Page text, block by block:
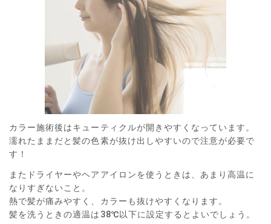
カラー施術後はキューティクルが開きやすくなっています。
濡れたままだと髪の色素が抜け出しやすいので注意が必要で
す！
またドライヤーやヘアアイロンを使うときは、あまり高温に
なりすぎないこと。
熱で髪が痛みやすく、カラーも抜けやすくなります。
髪を洗うときの適温は38℃以下に設定するとよいでしょう。